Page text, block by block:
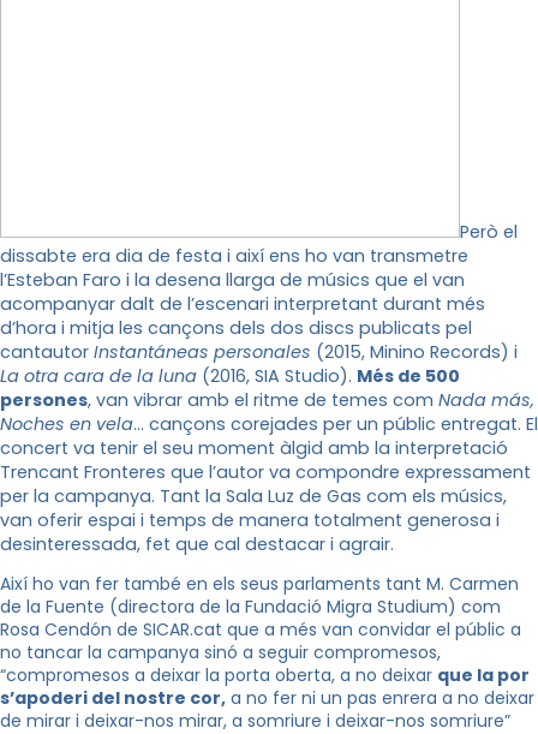
Però el
dissabte era dia de festa i així ens ho van transmetre
l’Esteban Faro i la desena llarga de músics que el van
acompanyar dalt de l’escenari interpretant durant més
d’hora i mitja les cançons dels dos discs publicats pel
cantautor Instantáneas personales (2015, Minino Records) i
La otra cara de la luna (2016, SIA Studio). Més de 500
persones, van vibrar amb el ritme de temes com Nada más,
Noches en vela… cançons corejades per un públic entregat. El
concert va tenir el seu moment àlgid amb la interpretació
Trencant Fronteres que l’autor va compondre expressament
per la campanya. Tant la Sala Luz de Gas com els músics,
van oferir espai i temps de manera totalment generosa i
desinteressada, fet que cal destacar i agrair.
Així ho van fer també en els seus parlaments tant M. Carmen
de la Fuente (directora de la Fundació Migra Studium) com
Rosa Cendón de SICAR.cat que a més van convidar el públic a
no tancar la campanya sinó a seguir compromesos,
“compromesos a deixar la porta oberta, a no deixar que la por
s’apoderi del nostre cor, a no fer ni un pas enrera a no deixar
de mirar i deixar-nos mirar, a somriure i deixar-nos somriure”